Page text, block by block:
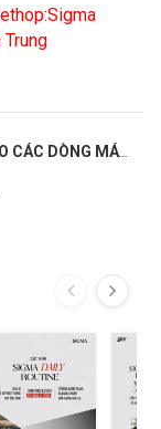
MÁY SIGMA